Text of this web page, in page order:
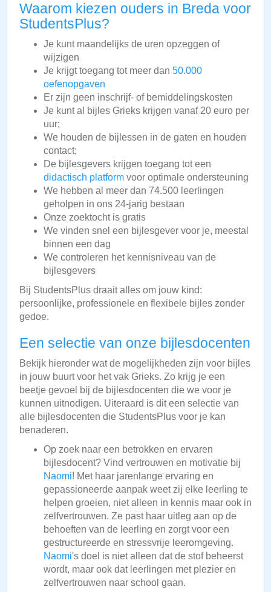
Waarom kiezen ouders in Breda voor
StudentsPlus?
Je kunt maandelijks de uren opzeggen of
wijzigen
Je krijgt toegang tot meer dan 50.000
oefenopgaven
Er zijn geen inschrijf- of bemiddelingskosten
Je kunt al bijles Grieks krijgen vanaf 20 euro per
uur;
We houden de bijlessen in de gaten en houden
contact;
De bijlesgevers krijgen toegang tot een
didactisch platform voor optimale ondersteuning
We hebben al meer dan 74.500 leerlingen
geholpen in ons 24-jarig bestaan
Onze zoektocht is gratis
We vinden snel een bijlesgever voor je, meestal
binnen een dag
We controleren het kennisniveau van de
bijlesgevers
Bij StudentsPlus draait alles om jouw kind:
persoonlijke, professionele en flexibele bijles zonder
gedoe.
Een selectie van onze bijlesdocenten
Bekijk hieronder wat de mogelijkheden zijn voor bijles
in jouw buurt voor het vak Grieks. Zo krijg je een
beetje gevoel bij de bijlesdocenten die we voor je
kunnen uitnodigen. Uiteraard is dit een selectie van
alle bijlesdocenten die StudentsPlus voor je kan
benaderen.
Op zoek naar een betrokken en ervaren
bijlesdocent? Vind vertrouwen en motivatie bij
Naomi! Met haar jarenlange ervaring en
gepassioneerde aanpak weet zij elke leerling te
helpen groeien, niet alleen in kennis maar ook in
zelfvertrouwen. Ze past haar uitleg aan op de
behoeften van de leerling en zorgt voor een
gestructureerde en stressvrije leeromgeving.
Naomi's doel is niet alleen dat de stof beheerst
wordt, maar ook dat leerlingen met plezier en
zelfvertrouwen naar school gaan.